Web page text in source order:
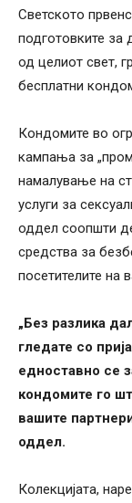
Светското
подготовките за
од целиот свет,
бесплатни
Кондомите во
кампања за
намалување на
услуги за
оддел соопшти
средства за
посетителите на
„Без разлика
гледате со
едноставно се
кондомите го
вашите
оддел.
Колекцијата,